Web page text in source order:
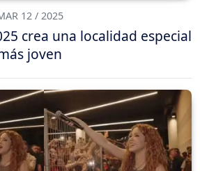
12 / 2025
crea una localidad especial
joven